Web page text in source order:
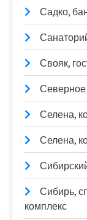
Садко,
Свояк,
Селена,
Селена,
Сибирь,
комплекс